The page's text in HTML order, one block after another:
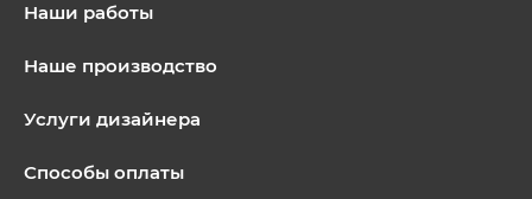
Наши работы
Наше производство
Услуги дизайнера
Способы оплаты